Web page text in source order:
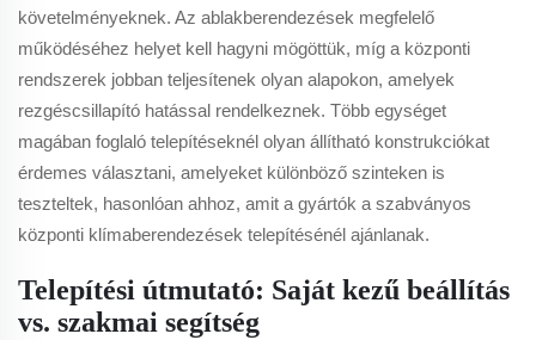
követelményeknek. Az ablakberendezések megfelelő
működéséhez helyet kell hagyni mögöttük, míg a központi
rendszerek jobban teljesítenek olyan alapokon, amelyek
rezgéscsillapító hatással rendelkeznek. Több egységet
magában foglaló telepítéseknél olyan állítható konstrukciókat
érdemes választani, amelyeket különböző szinteken is
teszteltek, hasonlóan ahhoz, amit a gyártók a szabványos
központi klímaberendezések telepítésénél ajánlanak.
Telepítési útmutató: Saját kezű beállítás
vs. szakmai segítség